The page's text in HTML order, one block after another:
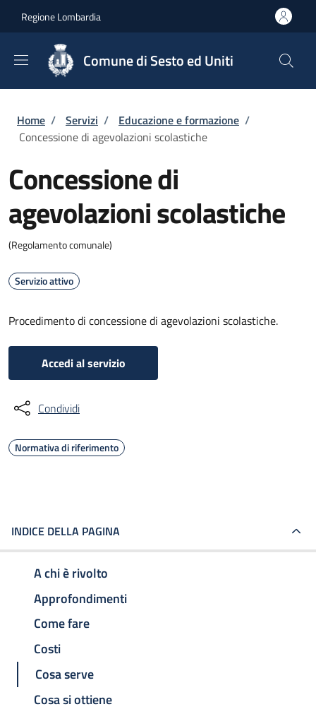
Regione Lombardia
Comune di Sesto ed Uniti
Briciole di pane
Home / Servizi / Educazione e formazione /
Concessione di agevolazioni scolastiche
Concessione di
agevolazioni scolastiche
(Regolamento comunale)
Servizio attivo
Procedimento di concessione di agevolazioni scolastiche.
Accedi al servizio
Condividi
Normativa di riferimento
INDICE DELLA PAGINA
A chi è rivolto
Approfondimenti
Come fare
Costi
Cosa serve
Cosa si ottiene